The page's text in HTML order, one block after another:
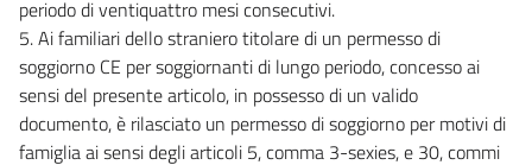
periodo di ventiquattro mesi consecutivi.
5. Ai familiari dello straniero titolare di un permesso di
soggiorno CE per soggiornanti di lungo periodo, concesso ai
sensi del presente articolo, in possesso di un valido
documento, è rilasciato un permesso di soggiorno per motivi di
famiglia ai sensi degli articoli 5, comma 3-sexies, e 30, commi